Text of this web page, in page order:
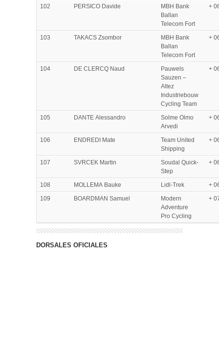
102 PERSICO Davide
MBH Bank
Ballan
Telecom Fort
+
103 TAKACS Zsombor
MBH Bank
Ballan
Telecom Fort
+
104 DE CLERCQ Naud
Pauwels
Sauzen –
Altez
Industriebouw
Cycling Team
+
105 DANTE Alessandro
Solme Olmo
Arvedi
+
106 ENDREDI Mate
Team United
Shipping
+
107 SVRCEK Martin
Soudal Quick-
Step
+
108 MOLLEMA Bauke Lidl-Trek
+
109
BOARDMAN Samuel
Modern
Adventure
Pro Cycling
+
DORSALES OFICIALES